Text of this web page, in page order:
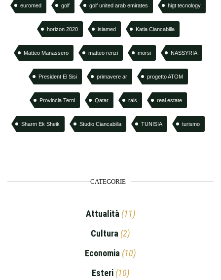
euromed golf golf united arab emirates higt tecnology
horizon 2020 isiamed Katia Ciancabilla
Matteo Manassero matteo renzi morsi NASSYRIA
President El Sisi primavere ar progetto ATOM
Provincia Terni Qatar rais real estate
Sharm Ek Sheik Studio Ciancabilla TUNISIA turismo
CATEGORIE
Attualità (11)
Cultura (2)
Economia (10)
Esteri(10)